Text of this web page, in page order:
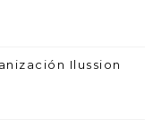
Ilussion